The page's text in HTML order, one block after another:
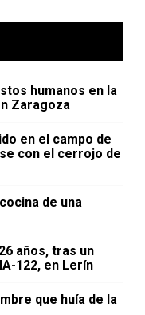
humanos en la
Zaragoza
en el campo de
con el cerrojo de
de una
años, tras un
122, en Lerín
que huía de la